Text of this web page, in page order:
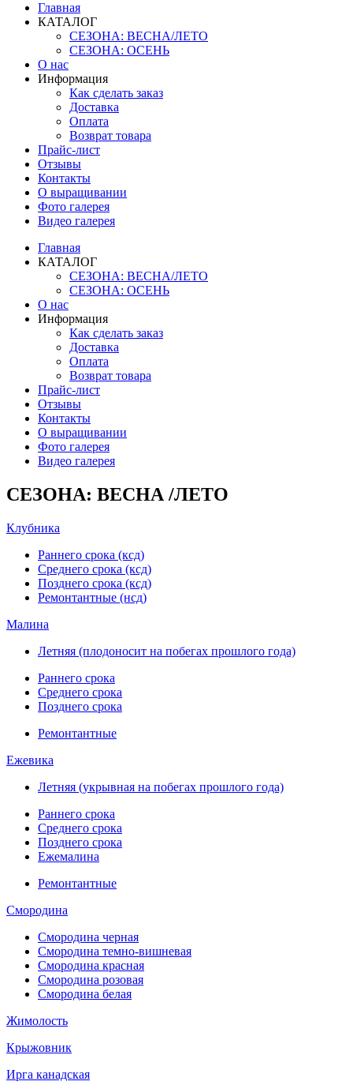
Главная
КАТАЛОГ
СЕЗОНА: ВЕСНА/ЛЕТО
СЕЗОНА: ОСЕНЬ
О нас
Информация
Как сделать заказ
Доставка
Оплата
Возврат товара
Прайс-лист
Отзывы
Контакты
О выращивании
Фото галерея
Видео галерея
Главная
КАТАЛОГ
СЕЗОНА: ВЕСНА/ЛЕТО
СЕЗОНА: ОСЕНЬ
О нас
Информация
Как сделать заказ
Доставка
Оплата
Возврат товара
Прайс-лист
Отзывы
Контакты
О выращивании
Фото галерея
Видео галерея
СЕЗОНА: ВЕСНА /ЛЕТО
Клубника
Раннего срока (ксд)
Среднего срока (ксд)
Позднего срока (ксд)
Ремонтантные (нсд)
Малина
Летняя (плодоносит на побегах прошлого года)
Раннего срока
Среднего срока
Позднего срока
Ремонтантные
Ежевика
Летняя (укрывная на побегах прошлого года)
Раннего срока
Среднего срока
Позднего срока
Ежемалина
Ремонтантные
Смородина
Смородина черная
Смородина темно-вишневая
Смородина красная
Смородина розовая
Смородина белая
Жимолость
Крыжовник
Ирга канадская